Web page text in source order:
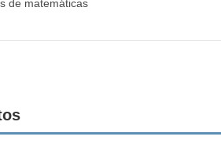
de matemáticas